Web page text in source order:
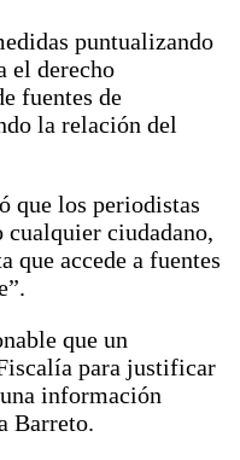
puntualizando
el derecho
fuentes de
la relación del
que los periodistas
cualquier ciudadano,
que accede a fuentes
que un
para justificar
información
Barreto.